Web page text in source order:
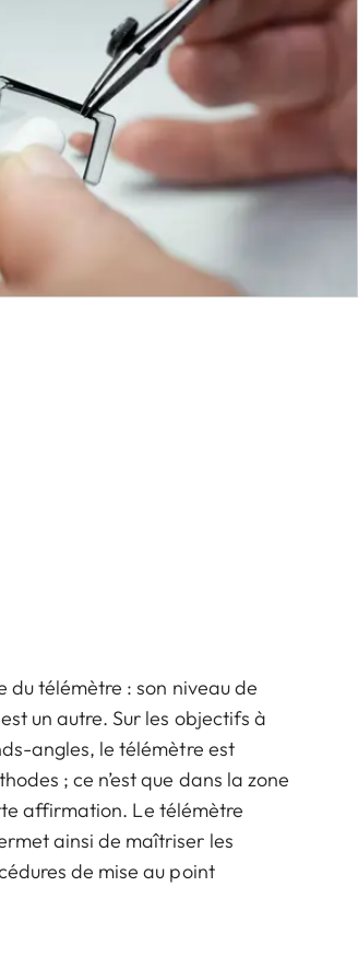
du télémètre : son niveau de
un autre. Sur les objectifs à
angles, le télémètre est
; ce n’est que dans la zone
affirmation. Le télémètre
ainsi de maîtriser les
de mise au point